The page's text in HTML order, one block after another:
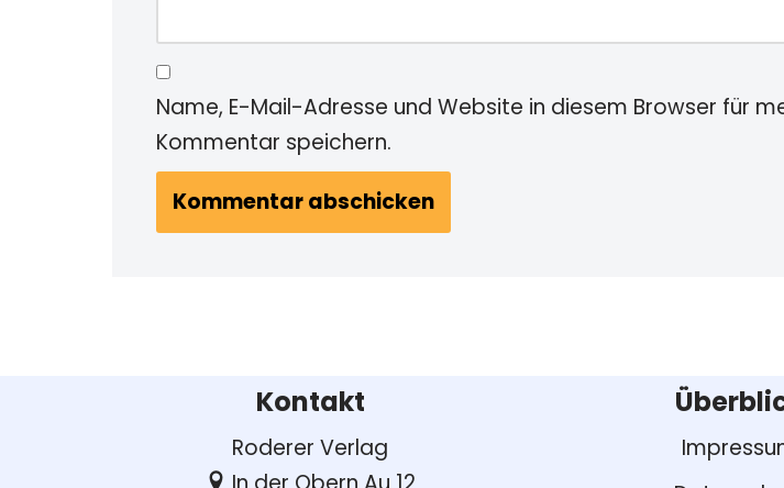
Name, E-Mail-Adresse und Website in diesem Browser für
Kommentar speichern.
Kontakt
Roderer Verlag